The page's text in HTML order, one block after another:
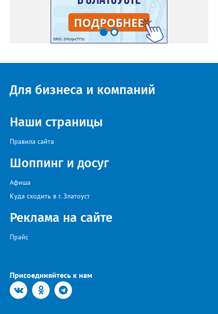
Для бизнеса и компаний
Наши страницы
Правила сайта
Шоппинг и досуг
Афиша
Куда сходить в г. Златоуст
Реклама на сайте
Прайс
Присоединяйтесь к нам